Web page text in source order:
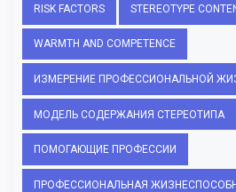
RISK FACTORS STEREOTYPE
WARMTH AND COMPETENCE
ИЗМЕРЕНИЕ ПРОФЕССИОНАЛЬНОЙ
МОДЕЛЬ СОДЕРЖАНИЯ СТЕРЕОТИПА
ПОМОГАЮЩИЕ ПРОФЕССИИ
ПРОФЕССИОНАЛЬНАЯ